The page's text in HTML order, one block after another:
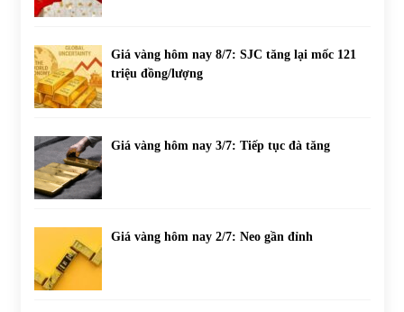
Giá vàng hôm nay 8/7: SJC tăng lại mốc 121
triệu đồng/lượng
Giá vàng hôm nay 3/7: Tiếp tục đà tăng
Giá vàng hôm nay 2/7: Neo gần đỉnh